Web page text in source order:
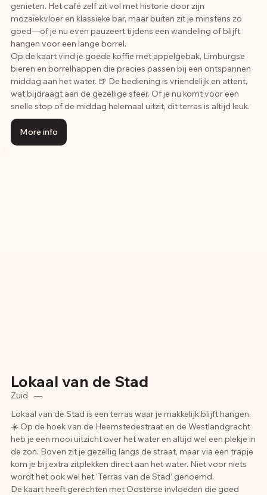
genieten. Het café zelf zit vol met historie door zijn
mozaïekvloer en klassieke bar, maar buiten zit je minstens zo
goed—of je nu even pauzeert tijdens een wandeling of blijft
hangen voor een lange borrel.
Op de kaart vind je goede koffie met appelgebak, Limburgse
bieren en borrelhappen die precies passen bij een ontspannen
middag aan het water. 🍺 De bediening is vriendelijk en attent,
wat bijdraagt aan de gezellige sfeer. Of je nu komt voor een
snelle stop of de middag helemaal uitzit, dit terras is altijd leuk.
More info
Lokaal van de Stad
Zuid
—
Lokaal van de Stad is een terras waar je makkelijk blijft hangen.
☀️ Op de hoek van de Heemstedestraat en de Westlandgracht
heb je een mooi uitzicht over het water en altijd wel een plekje in
de zon. Boven zit je gezellig langs de straat, maar via een trapje
kom je bij extra zitplekken direct aan het water. Niet voor niets
wordt het ook wel het ‘Terras van de Stad’ genoemd.
De kaart heeft gerechten met Oosterse invloeden die goed